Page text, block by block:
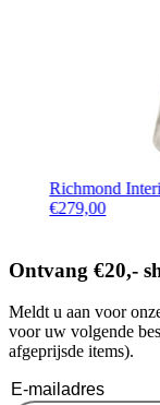
Richmond
€279,00
Ontvang €20,-
Meldt u aan voor
voor uw volgende
afgeprijsde items).